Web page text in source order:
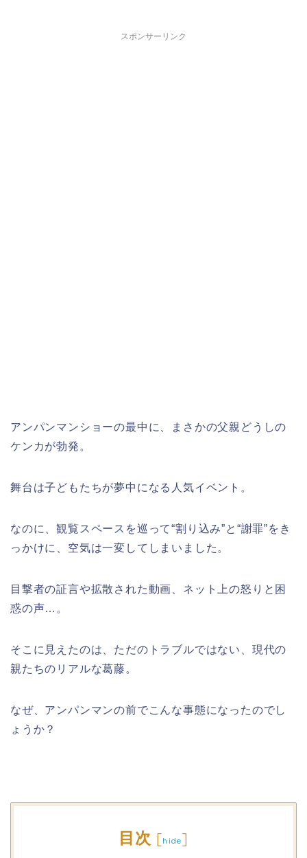
スポンサーリンク
アンパンマンショーの最中に、まさかの父親どうしの
ケンカが勃発。
舞台は子どもたちが夢中になる人気イベント。
なのに、観覧スペースを巡って“割り込み”と“謝罪”をき
っかけに、空気は一変してしまいました。
目撃者の証言や拡散された動画、ネット上の怒りと困
惑の声…。
そこに見えたのは、ただのトラブルではない、現代の
親たちのリアルな葛藤。
なぜ、アンパンマンの前でこんな事態になったのでし
ょうか？
目次 [hide]